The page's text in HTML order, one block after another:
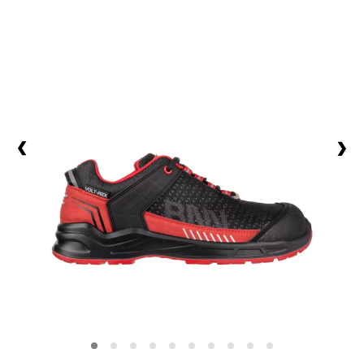
Calzado informal
Táctico